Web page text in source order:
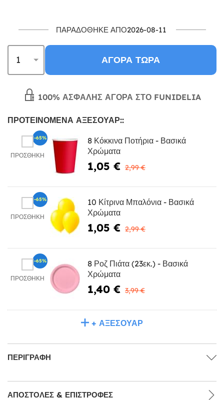
ΠΑΡΑΔΌΘΗΚΕ ΑΠΌ2026-08-11
ΑΓΟΡΆ ΤΏΡΑ
100% ΑΣΦΑΛΉΣ ΑΓΟΡΆ ΣΤΟ FUNIDELIA
ΠΡΟΤΕΙΝΌΜΕΝΑ ΑΞΕΣΟΥΆΡ::
ΠΡΟΣΘΉΚΗ
8 Κόκκινα Ποτήρια - Βασικά
Χρώματα
1,05 € 2,99 €
-65%
ΠΡΟΣΘΉΚΗ
10 Κίτρινα Μπαλόνια - Βασικά
Χρώματα
1,05 € 2,99 €
-65%
ΠΡΟΣΘΉΚΗ
8 Ροζ Πιάτα (23εκ.) - Βασικά
Χρώματα
1,40 € 3,99 €
-65%
+ ΑΞΕΣΟΥΆΡ
ΠΕΡΙΓΡΑΦΉ
ΑΠΟΣΤΟΛΈΣ & ΕΠΙΣΤΡΟΦΈΣ